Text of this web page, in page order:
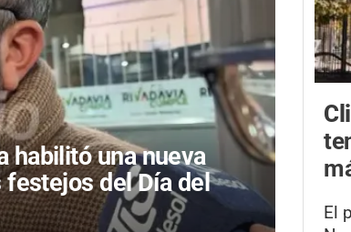
habilitó una nueva
del Día del
El